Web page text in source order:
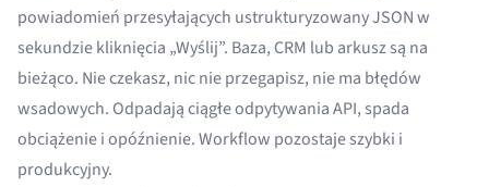
powiadomień przesyłających ustrukturyzowany JSON w
sekundzie kliknięcia „Wyślij”. Baza, CRM lub arkusz są na
bieżąco. Nie czekasz, nic nie przegapisz, nie ma błędów
wsadowych. Odpadają ciągłe odpytywania API, spada
obciążenie i opóźnienie. Workflow pozostaje szybki i
produkcyjny.